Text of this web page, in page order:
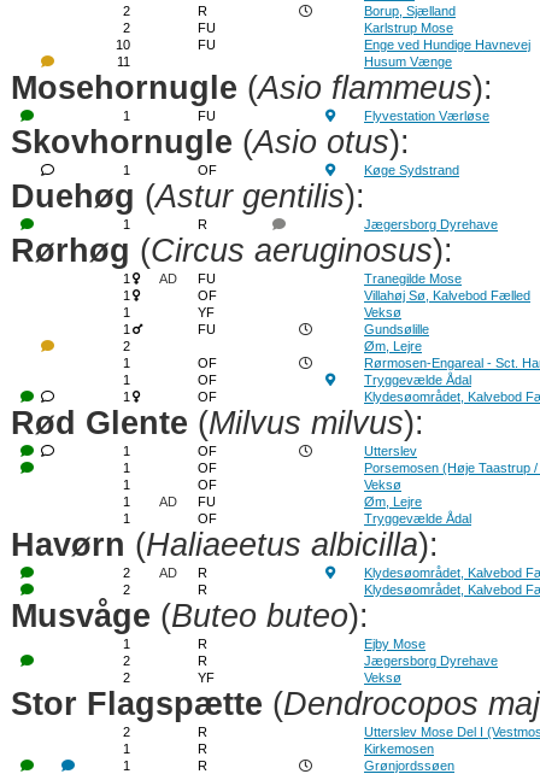
2
R
Borup, Sjælland
2
FU
Karlstrup Mose
10
FU
Enge ved Hundige Havnevej
11
Husum Vænge
Mosehornugle (Asio flammeus):
1 FU Flyvestation Værløse
Skovhornugle (Asio otus):
1 OF Køge Sydstrand
Duehøg (Astur gentilis):
1 R Jægersborg Dyrehave
Rørhøg (Circus aeruginosus):
1 AD FU
Tranegilde Mose
1
OF
Villahøj Sø, Kalvebod Fælled
1
YF
Veksø
1
FU
Gundsølille
2
Øm, Lejre
1
OF
Rørmosen-Engareal - Sct.
1
OF
Tryggevælde Ådal
1
OF Klydesøområdet, Kalvebod
Rød Glente (Milvus milvus):
1 OF
Utterslev
1
OF
Porsemosen (Høje Taastrup /
1
OF
Veksø
1
AD FU
Øm, Lejre
1
OF Tryggevælde Ådal
Havørn (Haliaeetus albicilla):
2 AD R
Klydesøområdet, Kalvebod
2
R Klydesøområdet, Kalvebod
Musvåge (Buteo buteo):
1 R
Ejby Mose
2
R
Jægersborg Dyrehave
2
YF Veksø
Stor Flagspætte (Dendrocopos
2 R
Utterslev Mose Del I
1
R
Kirkemosen
1
R
Grønjordssøen